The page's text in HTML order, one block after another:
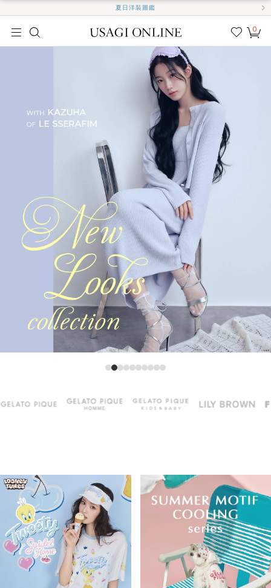
夏日洋裝圖鑑
我的
0